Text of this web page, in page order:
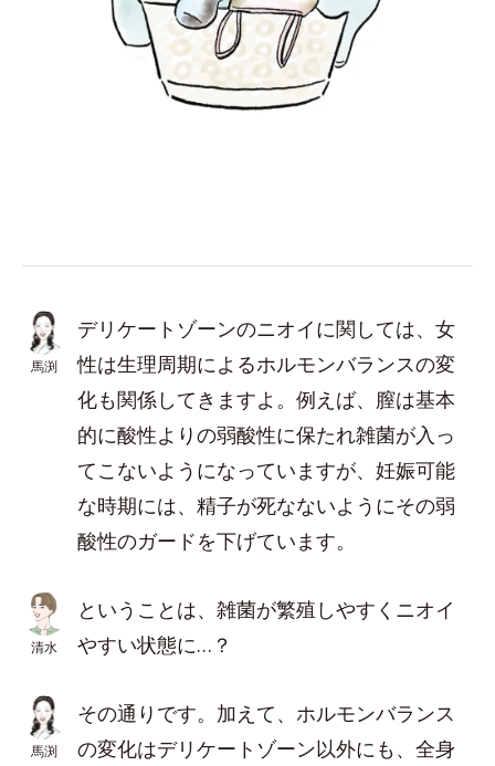
馬渕
デリケートゾーンのニオイに関しては、女
性は生理周期によるホルモンバランスの変
化も関係してきますよ。例えば、膣は基本
的に酸性よりの弱酸性に保たれ雑菌が入っ
てこないようになっていますが、妊娠可能
な時期には、精子が死なないようにその弱
酸性のガードを下げています。
清水
ということは、雑菌が繁殖しやすくニオイ
やすい状態に…？
馬渕
その通りです。加えて、ホルモンバランス
の変化はデリケートゾーン以外にも、全身